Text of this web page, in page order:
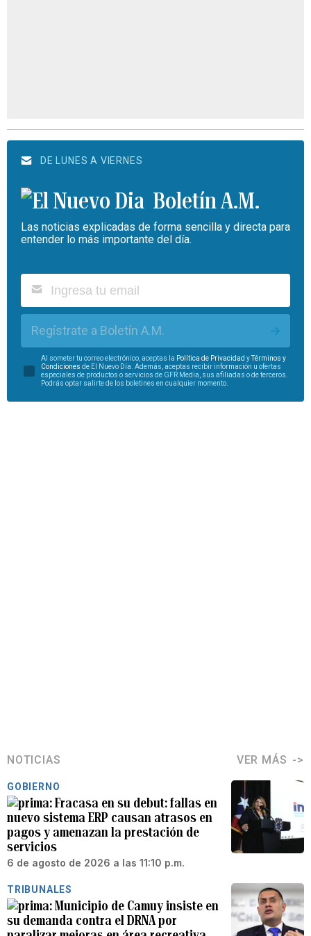
DE LUNES A VIERNES
Boletín A.M.
Las noticias explicadas de forma sencilla y directa para
entender lo más importante del día.
Regístrate a Boletín A.M.
Al someter tu correo electrónico, aceptas la Política de Privacidad yTérminos y
Condiciones de El Nuevo Día. Además, aceptas recibir información u ofertas
especiales de productos o servicios de GFR Media, sus afiliadas o de terceros.
Podrás optar salirte de los boletines en cualquier momento.
NOTICIAS VER MÁS
GOBIERNO
Fracasa en su debut: fallas en
nuevo sistema ERP causan atrasos en
pagos y amenazan la prestación de
servicios
6 de agosto de 2026 a las 11:10 p.m.
TRIBUNALES
Municipio de Camuy insiste en
su demanda contra el DRNA por